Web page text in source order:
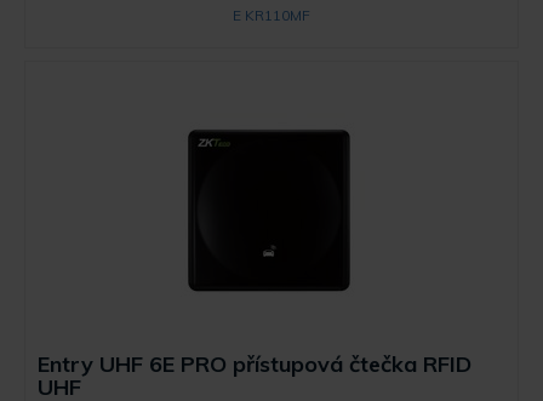
E KR110MF
Entry UHF 6E PRO přístupová čtečka RFID
UHF